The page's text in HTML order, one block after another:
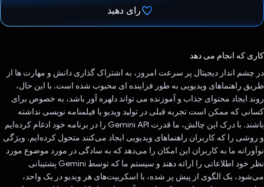
رای دهید
کاری که انجام می دهد
در چشم انداز دیجیتال پر سرعت امروز، به اشتراک گذاری دانش و مهارت ها از
طریق راهنماهای ویدیویی به طور فزاینده ای محبوب شده است. با این حال،
روند ایجاد محتوای جذاب و آموزنده می تواند دلهره آور باشد، به خصوص برای
کسانی که ممکن است تجربه قبلی در تولید ویدیو یا فیلمنامه نویسی نداشته
باشند. با درک این چالش، ما قدرت Gemini API را در برنامه خود ادغام کرده‌ایم
و روشی را که کاربران راهنماهای ویدیویی ایجاد می‌کنند متحول کرده‌ایم. ویژگی
نوآورانه ما به کاربران این امکان را می‌دهد که به سادگی در مورد موضوع مورد
نظر خود اطلاعاتی را ارائه دهند و سیستم ما که توسط Gemini پشتیبانی
می‌شود، یک الگوی از پیش پر شده، با اسکریپت‌های هر ویدیو در یک واحد،